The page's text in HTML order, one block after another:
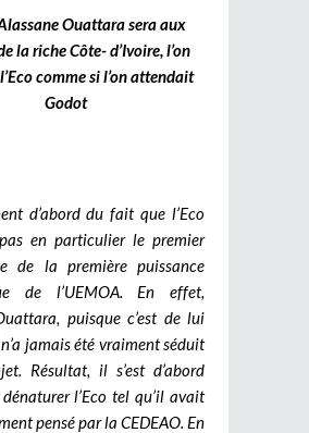
Ouattara sera aux
la riche Côte- d’Ivoire, l’on
comme si l’on attendait
Godot
d’abord du fait que l’Eco
pas en particulier le premier
de la première puissance
de l’UEMOA. En effet,
puisque c’est de lui
n’a jamais été vraiment séduit
Résultat, il s’est d’abord
l’Eco tel qu’il avait
pensé par la CEDEAO. En